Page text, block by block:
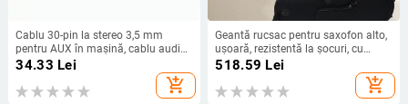
Cablu 30-pin la stereo 3,5 mm
pentru AUX în mașină, cablu audio
pentru iPod, lungime 20 cm
34.33 Lei
add_shopping_cart
Geantă rucsac pentru saxofon alto,
ușoară, rezistentă la șocuri, cu
curea de umăr curbată, material
518.59 Lei
add_shopping_cart